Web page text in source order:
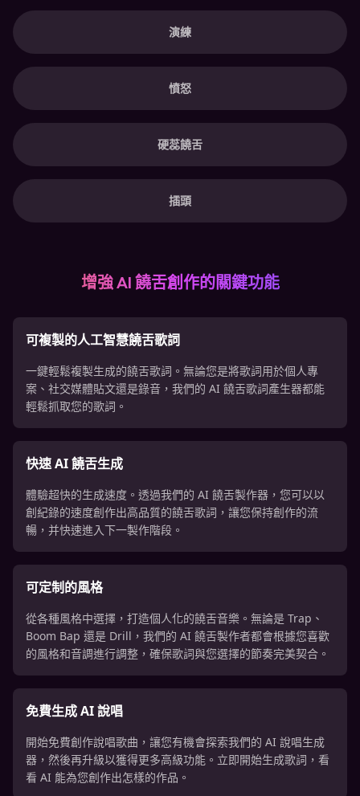
演練
憤怒
硬蕊饒舌
插頭
增強 AI 饒舌創作的關鍵功能
可複製的人工智慧饒舌歌詞
一鍵輕鬆複製生成的饒舌歌詞。無論您是將歌詞用於個人專
案、社交媒體貼文還是錄音，我們的 AI 饒舌歌詞產生器都能
輕鬆抓取您的歌詞。
快速 AI 饒舌生成
體驗超快的生成速度。透過我們的 AI 饒舌製作器，您可以以
創紀錄的速度創作出高品質的饒舌歌詞，讓您保持創作的流
暢，并快速進入下一製作階段。
可定制的風格
從各種風格中選擇，打造個人化的饒舌音樂。無論是 Trap、
Boom Bap 還是 Drill，我們的 AI 饒舌製作者都會根據您喜歡
的風格和音調進行調整，確保歌詞與您選擇的節奏完美契合。
免費生成 AI 說唱
開始免費創作說唱歌曲，讓您有機會探索我們的 AI 說唱生成
器，然後再升級以獲得更多高級功能。立即開始生成歌詞，看
看 AI 能為您創作出怎樣的作品。